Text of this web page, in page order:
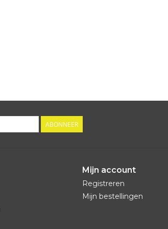
ABONNEER
Mijn account
Registreren
Mijn bestellingen